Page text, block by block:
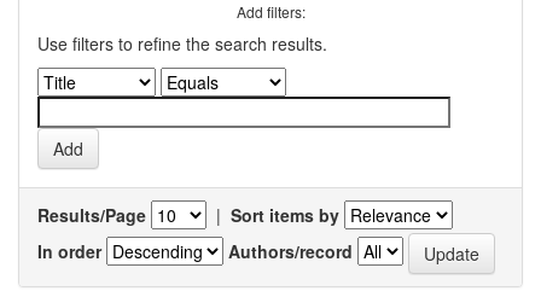
Add filters:
Use filters to refine the search results.
Results/Page | Sort items by
In order
Authors/record